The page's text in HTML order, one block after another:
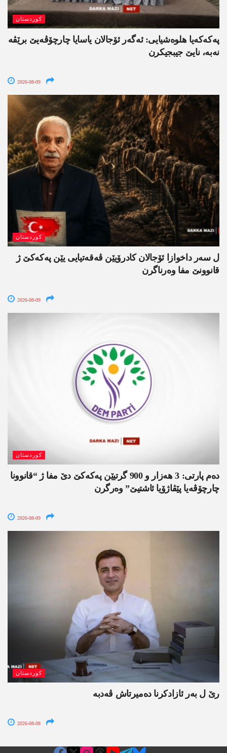
کوردستان
په‌كه‌كه‌یا هلوه‌شیایی: ئەگەر ئۆجالان یاسایا چارچۆڤەیێ برێڤە
نه‌به‌، نایێ جیبجیکرن
2026-08-09
کوردستان
ل سەر داخوازا ئۆجالان کادرۆیێن ڤەقەتیایی یێن پەکەکێ ژ
قانوونێ مفا وەرناگرن
2026-08-09
کوردستان
دەم پارتی: 3 ھەزار و 900 گرتیێن پەکەکێ دێ مفا ژ “قانوونا
چارچۆڤەیا پێڤاژۆیا ئاشتیێ” وەرگرن
2026-08-09
کوردستان
رێ ل بەر ئازادکرنا دەمیرتاش ڤەدبە
2026-08-08